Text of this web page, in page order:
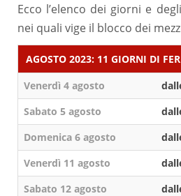
Ecco l’elenco dei giorni e
nei quali vige il blocco dei
AGOSTO 2023: 11 GIORNI DI
Venerdì 4 agosto
Sabato 5 agosto
Domenica 6 agosto
Venerdì 11 agosto
Sabato 12 agosto